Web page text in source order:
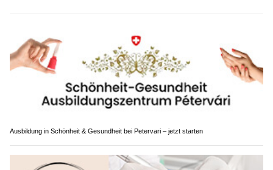
Ausbildung in Schönheit & Gesundheit bei Petervari – jetzt starten